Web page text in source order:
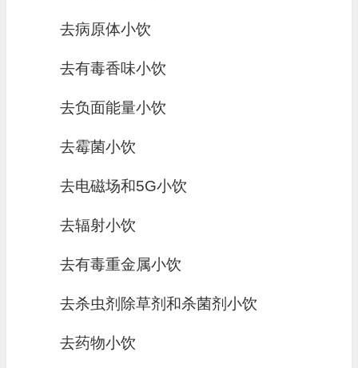
去病原体小饮
去有毒香味小饮
去负面能量小饮
去霉菌小饮
去电磁场和5G小饮
去辐射小饮
去有毒重金属小饮
去杀虫剂除草剂和杀菌剂小饮
去药物小饮